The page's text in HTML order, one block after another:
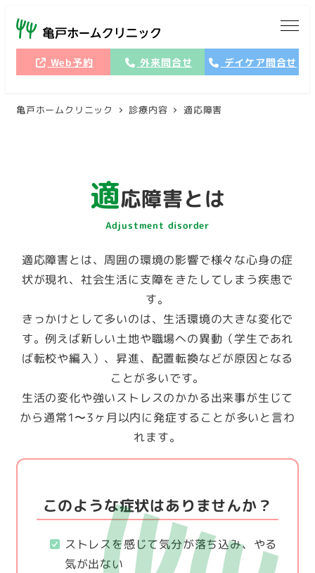
コ
Web予約 外来問合せ デイケア問合せ
亀戸ホームクリニック 診療内容 適応障害
Adjustment disorder
適応障害とは
適応障害とは、周囲の環境の影響で様々な心身の症
状が現れ、社会生活に支障をきたしてしまう疾患で
す。
きっかけとして多いのは、生活環境の大きな変化で
す。例えば新しい土地や職場への異動（学生であれ
ば転校や編入）、昇進、配置転換などが原因となる
ことが多いです。
生活の変化や強いストレスのかかる出来事が生じて
から通常1〜3ヶ月以内に発症することが多いと言わ
れます。
このような症状はありませんか？
ストレスを感じて気分が落ち込み、やる
気が出ない